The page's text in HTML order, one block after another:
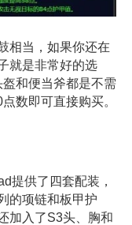
相当，如果你还在
就是非常好的选
和便当斧都是不需
数即可直接购买。
提供了四套配装，
的项链和板甲护
加入了S3头、胸和